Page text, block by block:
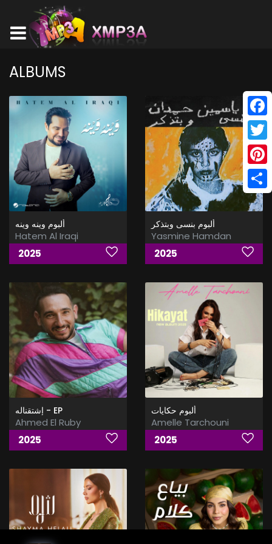
ALBUMS
ألبوم وينه وينه
Hatem Al Iraqi
2025
ألبوم بنسى وبتذكر
Yasmine Hamdan
2025
إشتقناله - EP
Ahmed El Ruby
2025
ألبوم حكايات
Amelle Tarchouni
2025